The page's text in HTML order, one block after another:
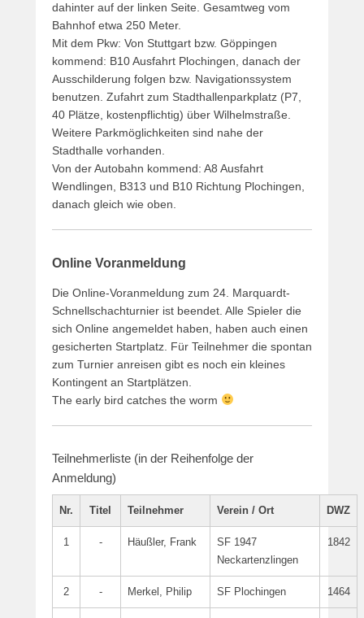
dahinter auf der linken Seite. Gesamtweg vom
Bahnhof etwa 250 Meter.
Mit dem Pkw: Von Stuttgart bzw. Göppingen
kommend: B10 Ausfahrt Plochingen, danach der
Ausschilderung folgen bzw. Navigationssystem
benutzen. Zufahrt zum Stadthallenparkplatz (P7,
40 Plätze, kostenpflichtig) über Wilhelmstraße.
Weitere Parkmöglichkeiten sind nahe der
Stadthalle vorhanden.
Von der Autobahn kommend: A8 Ausfahrt
Wendlingen, B313 und B10 Richtung Plochingen,
danach gleich wie oben.
Online Voranmeldung
Die Online-Voranmeldung zum 24. Marquardt-
Schnellschachturnier ist beendet. Alle Spieler die
sich Online angemeldet haben, haben auch einen
gesicherten Startplatz. Für Teilnehmer die spontan
zum Turnier anreisen gibt es noch ein kleines
Kontingent an Startplätzen.
The early bird catches the worm
Teilnehmerliste (in der Reihenfolge der
Anmeldung)
Nr. Titel Teilnehmer Verein / Ort DWZ
1 - Häußler, Frank
SF 1947
Neckartenzlingen
1842
2 - Merkel, Philip SF Plochingen 1464